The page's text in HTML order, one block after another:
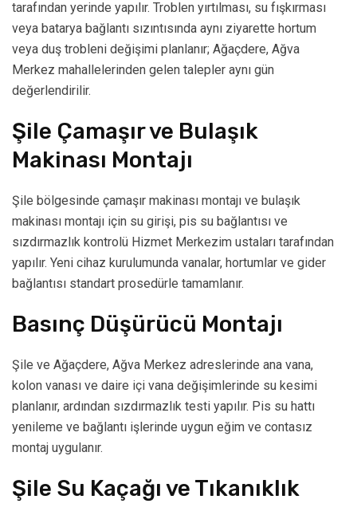
tarafından yerinde yapılır. Troblen yırtılması, su fışkırması
veya batarya bağlantı sızıntısında aynı ziyarette hortum
veya duş trobleni değişimi planlanır; Ağaçdere, Ağva
Merkez mahallelerinden gelen talepler aynı gün
değerlendirilir.
Şile Çamaşır ve Bulaşık
Makinası Montajı
Şile bölgesinde çamaşır makinası montajı ve bulaşık
makinası montajı için su girişi, pis su bağlantısı ve
sızdırmazlık kontrolü Hizmet Merkezim ustaları tarafından
yapılır. Yeni cihaz kurulumunda vanalar, hortumlar ve gider
bağlantısı standart prosedürle tamamlanır.
Basınç Düşürücü Montajı
Şile ve Ağaçdere, Ağva Merkez adreslerinde ana vana,
kolon vanası ve daire içi vana değişimlerinde su kesimi
planlanır, ardından sızdırmazlık testi yapılır. Pis su hattı
yenileme ve bağlantı işlerinde uygun eğim ve contasız
montaj uygulanır.
Şile Su Kaçağı ve Tıkanıklık